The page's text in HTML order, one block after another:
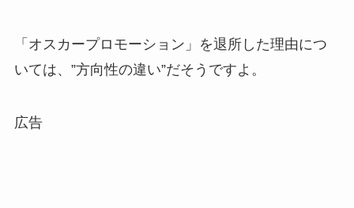
「オスカープロモーション」を退所した理由につ
いては、”方向性の違い”だそうですよ。
広告